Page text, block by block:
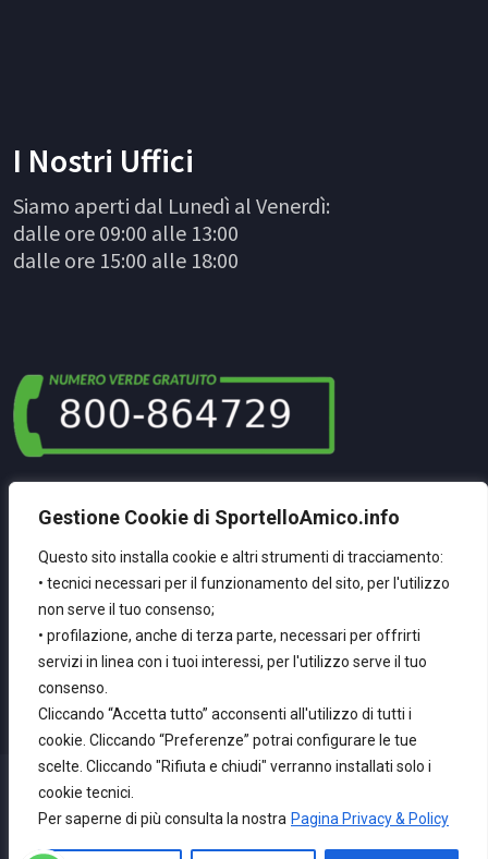
Gestione Cookie di SportelloAmico.info
Questo sito installa cookie e altri strumenti di tracciamento:
• tecnici necessari per il funzionamento del sito, per l'utilizzo
non serve il tuo consenso;
• profilazione, anche di terza parte, necessari per offrirti
servizi in linea con i tuoi interessi, per l'utilizzo serve il tuo
consenso.
Cliccando “Accetta tutto” acconsenti all'utilizzo di tutti i
cookie. Cliccando “Preferenze” potrai configurare le tue
scelte. Cliccando "Rifiuta e chiudi" verranno installati solo i
cookie tecnici.
Per saperne di più consulta la nostra Pagina Privacy & Policy
I Nostri Uffici
Siamo aperti dal Lunedì al Venerdì:
dalle ore 09:00 alle 13:00
dalle ore 15:00 alle 18:00
La Nostra NewsLetter
Registrati Per Ricevere Le Nostre Ultime Novità
Inserisci La Tua Email
Privacy &
Policy
Chi Siamo